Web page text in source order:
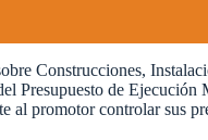
Construcciones,
Presupuesto de Ejecución
al promotor controlar sus